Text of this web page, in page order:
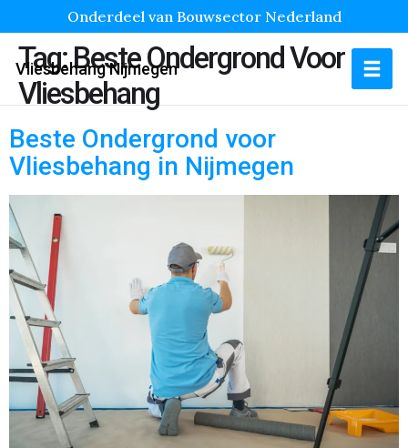
Onderdeel van Bouwsector Nederland
Vliesbehang Nijmegen
Tag:Beste Ondergrond Voor
Vliesbehang
Beste Ondergrond voor
Vliesbehang in Nijmegen